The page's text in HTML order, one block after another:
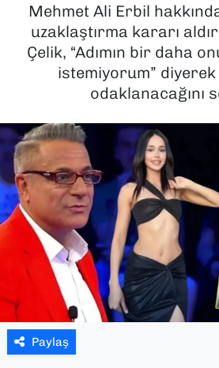
Mehmet Ali Erbil
uzaklaştırma kararı
Çelik, “Adımın bir daha
istemiyorum”
odaklanacağını
Paylaş
MAGAZİN
POLİTİKA
SPOR
TEKNOLOJİ
YAŞAM
YEREL YÖNETİMLER
Haber Arşivi